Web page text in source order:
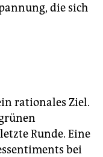
die sich
rationales Ziel.
Runde. Eine
bei